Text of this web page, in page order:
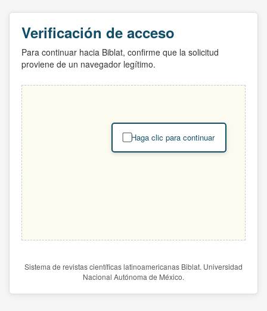
Verificación de acceso
Para continuar hacia Biblat, confirme que la solicitud
proviene de un navegador legítimo.
Haga clic para continuar
Sistema de revistas científicas latinoamericanas Biblat. Universidad
Nacional Autónoma de México.